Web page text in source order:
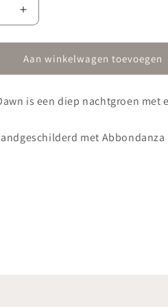
Aantal
verhogen
voor
385
Marrakech
kleurstaal
Aan winkelwagen toevoegen
is een diep nachtgroen met
met